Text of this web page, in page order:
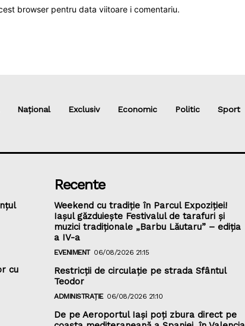
browser pentru data viitoare i comentariu.
Național Exclusiv Economic Politic Sport
cu
Recente
Weekend cu tradiție în Parcul Expoziției!
Iașul găzduiește Festivalul de tarafuri și
muzici tradiționale „Barbu Lăutaru” – ediția
a IV-a
EVENIMENT 06/08/2026 21:15
Restricții de circulație pe strada Sfântul
Teodor
ADMINISTRAȚIE 06/08/2026 21:10
De pe Aeroportul Iași poți zbura direct pe